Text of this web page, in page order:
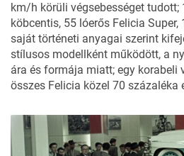
km/h körüli végsebességet tudott;
köbcentis, 55 lóerős Felicia
saját történeti anyagai szerint
stílusos modellként működött, a
ára és formája miatt; egy korabeli
összes Felicia közel 70 százaléka